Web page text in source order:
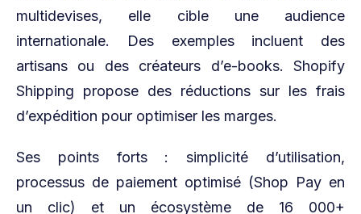
multidevises, elle cible une audience
internationale. Des exemples incluent des
artisans ou des créateurs d’e-books. Shopify
Shipping propose des réductions sur les frais
d’expédition pour optimiser les marges.
Ses points forts : simplicité d’utilisation,
processus de paiement optimisé (Shop Pay en
un clic) et un écosystème de 16 000+